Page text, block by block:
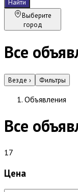
Найти
Выберите
город
Все
Везде › Фильтры
Объявления
Все
17
Цена